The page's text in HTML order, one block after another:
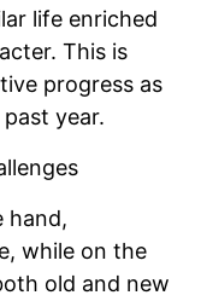
life enriched
This is
progress as
year.
hand,
while on the
old and new